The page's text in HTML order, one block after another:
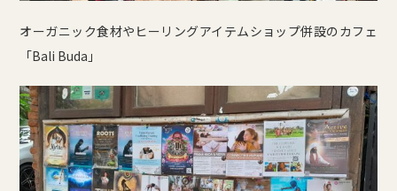
オーガニック食材やヒーリングアイテムショップ併設のカフェ
「Bali Buda」